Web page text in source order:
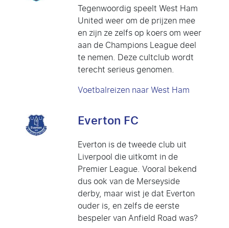
Tegenwoordig speelt West Ham
United weer om de prijzen mee
en zijn ze zelfs op koers om weer
aan de Champions League deel
te nemen. Deze cultclub wordt
terecht serieus genomen.
Voetbalreizen naar West Ham
Everton FC
Everton is de tweede club uit
Liverpool die uitkomt in de
Premier League. Vooral bekend
dus ook van de Merseyside
derby, maar wist je dat Everton
ouder is, en zelfs de eerste
bespeler van Anfield Road was?